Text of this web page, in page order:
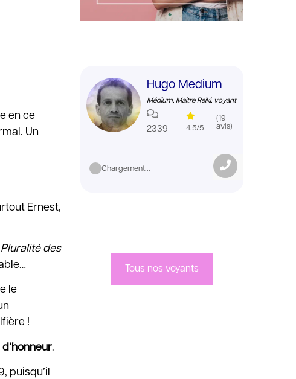
en ce
Un
Ernest,
des
le
!
d’honneur.
puisqu’il
Hugo Medium
Médium, Maître Reiki, voyant
2339 4.5/5
(19
avis)
Chargement...
Tous nos voyants